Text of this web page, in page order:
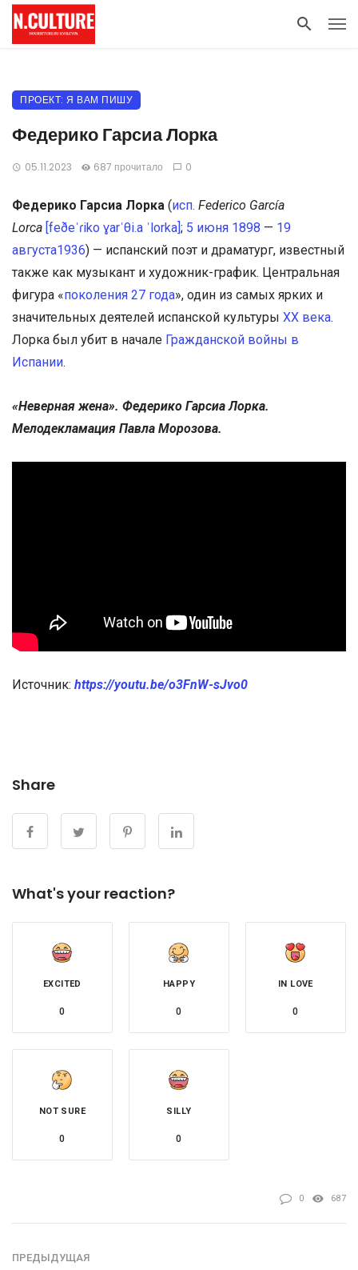
ПРОЕКТ: Я ВАМ ПИШУ
Федерико Гарсиа Лорка
05.11.2023 687 прочитало 0
Федерико Гарсиа Лорка (исп. Federico García
Lorca [feðeˈɾiko ɣarˈθi.a ˈlorka]; 5 июня 1898 — 19
августа1936) — испанский поэт и драматург, известный
также как музыкант и художник-график. Центральная
фигура «поколения 27 года», один из самых ярких и
значительных деятелей испанской культуры XX века.
Лорка был убит в начале Гражданской войны в
Испании.
«Неверная жена». Федерико Гарсиа Лорка.
Мелодекламация Павла Морозова.
Источник: https://youtu.be/o3FnW-sJvo0
Share
What's your reaction?
EXCITED
0
HAPPY
0
IN LOVE
0
NOT SURE
0
SILLY
0
0 687
ПРЕДЫДУЩАЯ